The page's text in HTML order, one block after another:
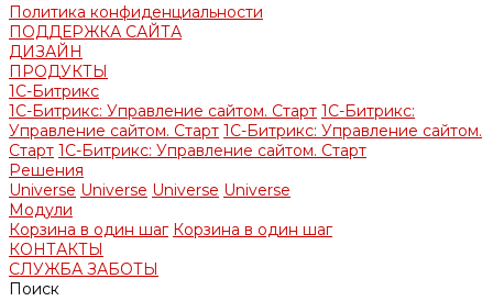
Политика конфиденциальности
ПОДДЕРЖКА САЙТА
ДИЗАЙН
ПРОДУКТЫ
1С-Битрикс
1С-Битрикс: Управление сайтом. Старт 1С-Битрикс:
Управление сайтом. Старт 1С-Битрикс: Управление сайтом.
Старт 1С-Битрикс: Управление сайтом. Старт
Решения
Universe Universe Universe Universe
Модули
Корзина в один шаг Корзина в один шаг
КОНТАКТЫ
СЛУЖБА ЗАБОТЫ
Поиск